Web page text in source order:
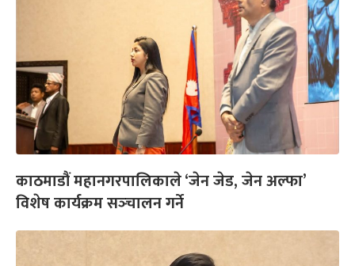
काठमाडौं महानगरपालिकाले ‘जेन जेड, जेन अल्फा’
विशेष कार्यक्रम सञ्‍चालन गर्ने